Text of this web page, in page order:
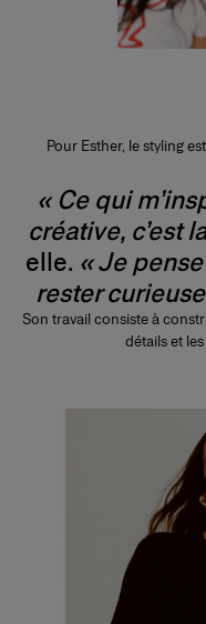
Pour Esther, le styling
« Ce qui
créative, c’est
elle. « Je
rester
Son travail consiste à
détails et